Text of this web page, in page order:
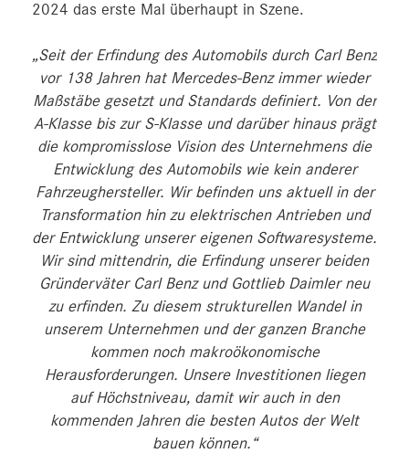
2024 das erste Mal überhaupt in Szene.
„Seit der Erfindung des Automobils durch Carl Benz
vor 138 Jahren hat Mercedes‑Benz immer wieder
Maßstäbe gesetzt und Standards definiert. Von der
A‑Klasse bis zur S‑Klasse und darüber hinaus prägt
die kompromisslose Vision des Unternehmens die
Entwicklung des Automobils wie kein anderer
Fahrzeughersteller. Wir befinden uns aktuell in der
Transformation hin zu elektrischen Antrieben und
der Entwicklung unserer eigenen Softwaresysteme.
Wir sind mittendrin, die Erfindung unserer beiden
Gründerväter Carl Benz und Gottlieb Daimler neu
zu erfinden. Zu diesem strukturellen Wandel in
unserem Unternehmen und der ganzen Branche
kommen noch makroökonomische
Herausforderungen. Unsere Investitionen liegen
auf Höchstniveau, damit wir auch in den
kommenden Jahren die besten Autos der Welt
bauen können.“